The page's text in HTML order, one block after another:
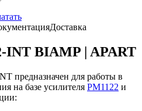
Доставка
INT BIAMP | APART
предназначен для работы в
на базе усилителя PM1122 и